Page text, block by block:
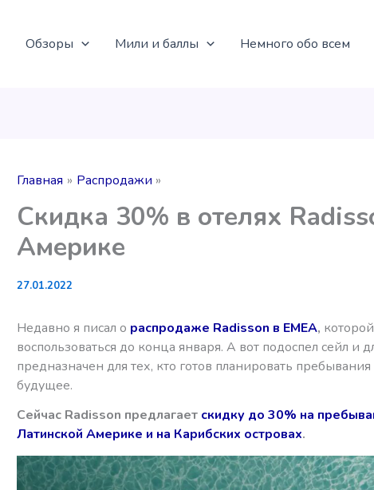
Обзоры Мили и баллы Немного обо всем
Главная Распродажи
Скидка 30% в отелях
Америке
27.01.2022
Недавно я писал о распродаже Radisson в EMEA,
воспользоваться до конца января. А вот подоспел сейл и
предназначен для тех, кто готов планировать
будущее.
Сейчас Radisson предлагает скидку до 30% на
Латинской Америке и на Карибских островах.